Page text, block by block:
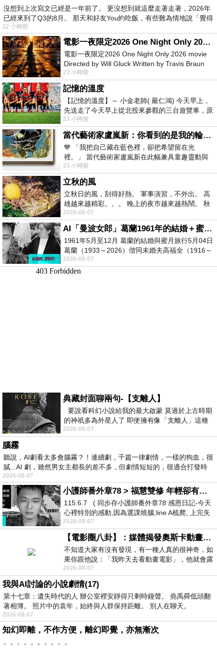
沒想到上次寫文已經是一年前了。 更沒想到就這麼走著走著，2026年
已經來到了Q3的8月。 那天和好友You約吃飯，有些難為情地說「覺得
22 小時前
電影一夜限定2026 One Night Only 2026 movie
電影一夜限定2026 One Night Only 2026 movie
Directed by Will Gluck Written by Travis Braun
Starring Monica Barbaro
23 小時前
記憶的溫度
【記憶的溫度】～ 小金老師( 嚴仁鴻) 今天早上，
先送走了今天早上從北投來參觀的三台遊覽車，原
以為展場已經差不多要安靜下來，卻發
23 小時前
當代藝術家盧嵐新：你看到的是我的輪廓，還是你的故事？——藏在藍色裡的希望與光
💙 「我把自己藏在藍色裡，卻把希望留在光
裡。」 當代藝術家盧嵐新在此幅兼具童趣靈動與
抽象韻味的新作中，用湛藍的羽翼般色塊包覆著
23 小時前
立秋的風
立秋日的風，刮得好熱。 軍事演習，不外出。 高
雄越來越精彩。。。 晚上的夜市越來越熱鬧。 秋
天的風刮得很熱 夜遊消暑熱。。。
2026-08-07
AI「曼波女郎」葛蘭1961年的結婚＋蜜月旅行 #戀上老電影 #葛蘭 #粟子
1961年5月至12月 葛蘭的結婚與蜜月旅行5月04日
葛蘭（1933～2026）偕同未婚夫高福全（1916～
2004）乘郵輪赴倫敦6月15日於英國倫敦St.S
2026-08-07
典藏封面聊兩句-【支離人】
要說看科幻小說給我的最大啟蒙 莫過於上古時期
的神祇多為外星人了 即便擁有像「支離人」這種
驚世駭俗的神通法門 也未必讀
2026-08-07
腦霧
聽說，AI劇看太多會腦霧？！連續劇，千篇一律劇情，一樣的狗血，很
膩...AI 劇，雖然男女主都長的差不多，但劇情短短的，很適合打發時
2026-08-07
小護師番外章78 > 福慧雙修 年輕卻有個老靈魂 ㄑ金剛經〉podcast
115.6.7 ( 同步存小護師番外章78 感恩日記-今天
心裡特別的感動,因為選課燒腦,line A梳爬, 上完失
智課的她,特來傾
2026-08-07
【電影圈八卦】：媒體揭發奧斯卡動畫項目投票醜聞！好萊塢為什麼看不起動畫電影？
不知道大家有沒有發現，有一種人真的很神奇，如
果你跟他說：「我昨天去看動畫電影」，他就會露
出一種慈祥的微笑，然後問你是不是陪小
2026-08-07
我與AI討論的小說劇情(17)
第十七章：遺失時代的人 辦公室裡安靜得只剩時鐘聲。 堯禹舜低頭翻
著相簿。 照片中的袁年，始終與人群保持距離。 別人在聊天。
2026-08-07
知幻即離，不作方便，離幻即覺，亦無漸次
。。。。。。。。。。